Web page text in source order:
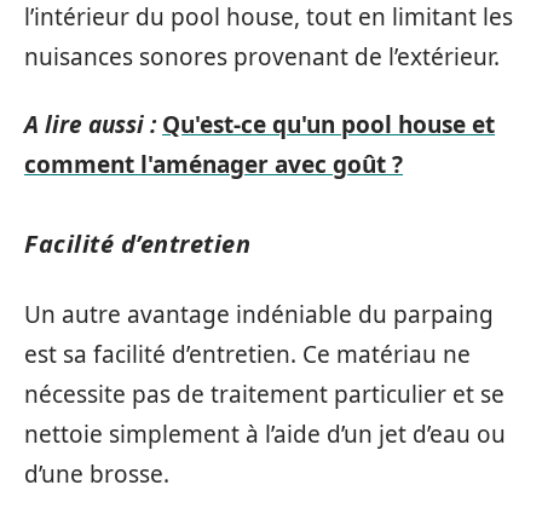
l’intérieur du pool house, tout en limitant les
nuisances sonores provenant de l’extérieur.
A lire aussi : Qu'est-ce qu'un pool house et
comment l'aménager avec goût ?
Facilité d’entretien
Un autre avantage indéniable du parpaing
est sa facilité d’entretien. Ce matériau ne
nécessite pas de traitement particulier et se
nettoie simplement à l’aide d’un jet d’eau ou
d’une brosse.